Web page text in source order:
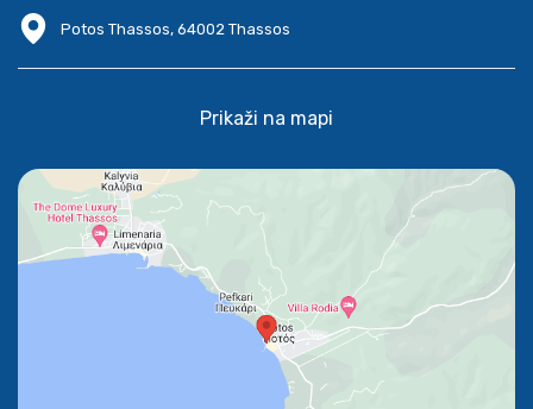
Potos Thassos, 64002 Thassos
Prikaži na mapi